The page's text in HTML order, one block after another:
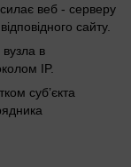
веб - серверу
сайту.
в
IP.
суб’єкта